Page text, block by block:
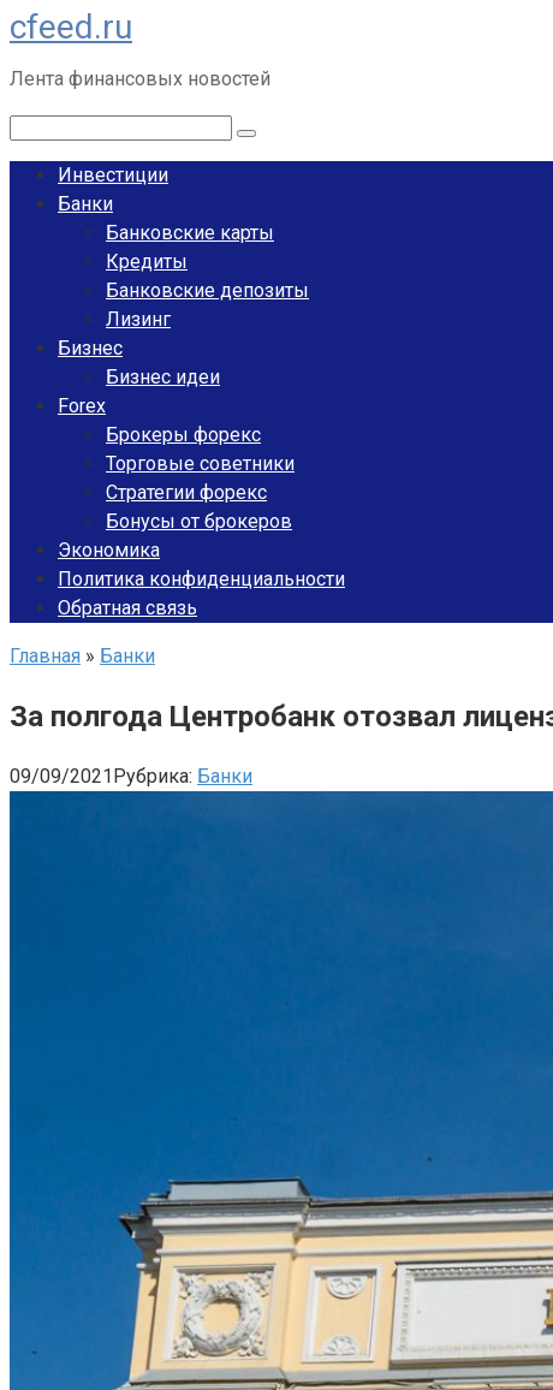
Перейти
к
контенту
cfeed.ru
Лента финансовых новостей
Инвестиции
Банки
Банковские карты
Кредиты
Банковские депозиты
Лизинг
Бизнес
Бизнес идеи
Forex
Брокеры форекс
Торговые советники
Стратегии форекс
Бонусы от брокеров
Экономика
Политика конфиденциальности
Обратная связь
Главная » Банки
За полгода Центробанк отозвал
09/09/2021Рубрика: Банки